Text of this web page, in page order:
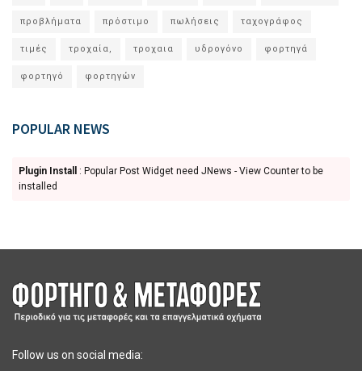
προβλήματα πρόστιμο πωλήσεις ταχογράφος
τιμές τροχαία, τροχαια υδρογόνο φορτηγά
φορτηγό φορτηγών
POPULAR NEWS
Plugin Install
: Popular Post Widget need JNews - View Counter to be
installed
Follow us on social media: